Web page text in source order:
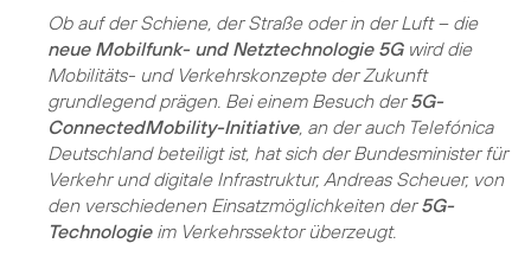
Ob auf der Schiene, der Straße oder in der Luft – die
neue Mobilfunk- und Netztechnologie 5Gwird die
Mobilitäts- und Verkehrskonzepte der Zukunft
grundlegend prägen. Bei einem Besuch der5G-
ConnectedMobility-Initiative, an der auch Telefónica
Deutschland beteiligt ist, hat sich der Bundesminister für
Verkehr und digitale Infrastruktur, Andreas Scheuer, von
den verschiedenen Einsatzmöglichkeiten der5G-
Technologieim Verkehrssektor überzeugt.